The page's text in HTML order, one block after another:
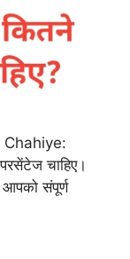
चाहिए।
संपूर्ण